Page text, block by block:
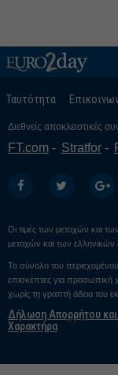
Ταυτότητα
Διεθνείς αποκλειστικές
FT.com Stratfor
Οι τιμές των μετοχών και
μετοχών και των ελληνικών
Το σύνολο του
επισκέπτες για προσωπική
χωρίς τη γραπτή άδεια του
Δήλωση Απορρήτου
Χαρακτήρα